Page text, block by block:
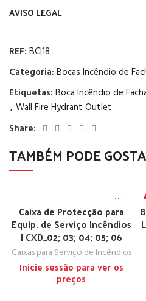
AVISO LEGAL
REF: BCI18
Categoria: Bocas Incêndio de
Etiquetas: Boca Incêndio de
, Wall Fire Hydrant Outlet
Share:
TAMBÉM PODE
Caixa de Protecção para
Equip. de Serviço Incêndios
| CXD_02; 03; 04; 05; 06
Caixas para Serviço de Incêndios
Inicie sessão para ver os
preços